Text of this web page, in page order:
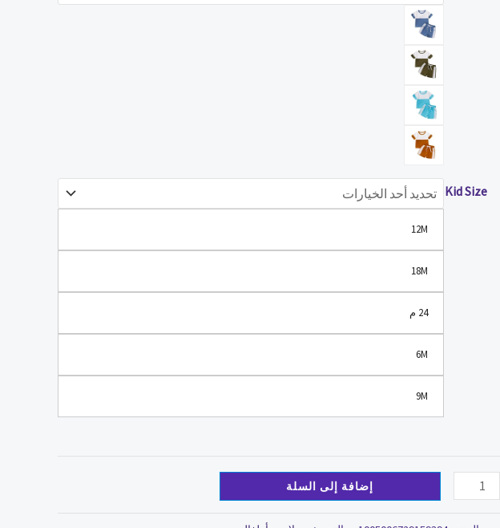
Kid Size
12M
18M
24 م
6M
9M
إضافة إلى السلة